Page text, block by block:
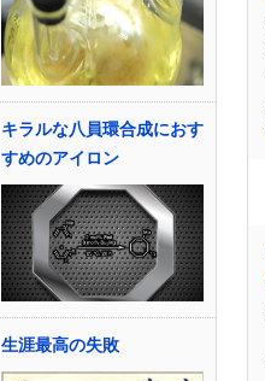
キラルな八員環合成におす
すめのアイロン
生涯最高の失敗